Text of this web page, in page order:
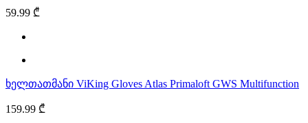
59.99 ₾
ხელთათმანი ViKing Gloves Atlas Primaloft GWS Multifunction
159.99 ₾